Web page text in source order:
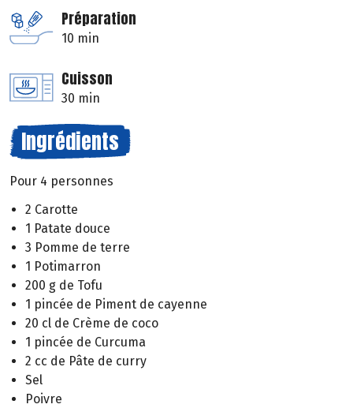
Préparation
10 min
Cuisson
30 min
Ingrédients
Pour 4 personnes
2 Carotte
1 Patate douce
3 Pomme de terre
1 Potimarron
200 g de Tofu
1 pincée de Piment de cayenne
20 cl de Crème de coco
1 pincée de Curcuma
2 cc de Pâte de curry
Sel
Poivre